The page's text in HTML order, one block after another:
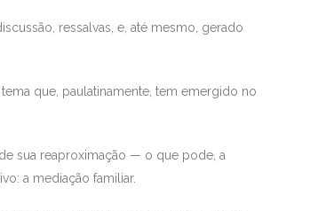
ressalvas, e, até mesmo, gerado
que, paulatinamente, tem emergido no
sua reaproximação — o que pode, a
a mediação familiar.